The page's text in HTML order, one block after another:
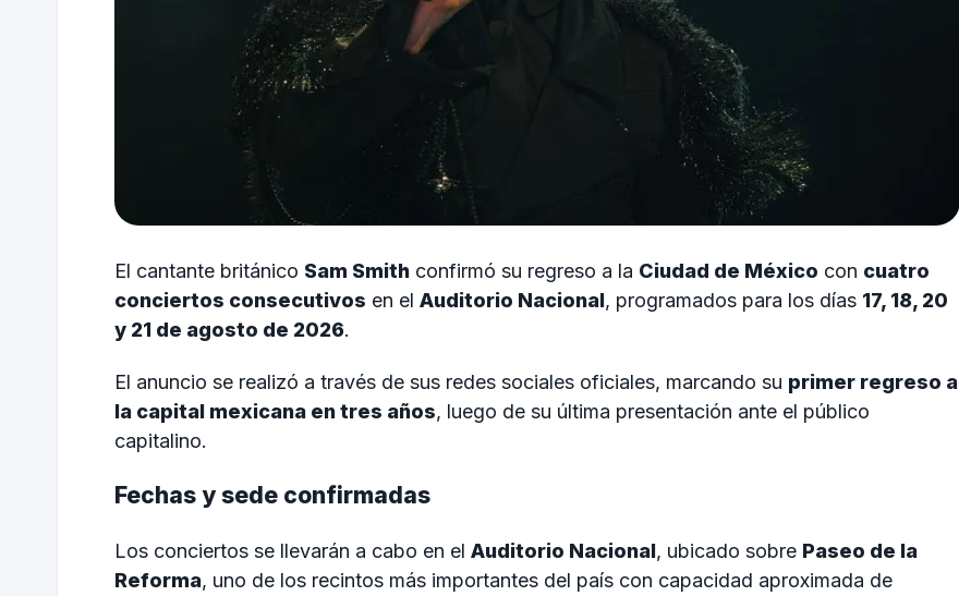
El cantante británico Sam Smith confirmó su regreso a la Ciudad de México con cuatro
conciertos consecutivos en el Auditorio Nacional, programados para los días 17, 18, 20
y 21 de agosto de 2026.
El anuncio se realizó a través de sus redes sociales oficiales, marcando su primer regreso a
la capital mexicana en tres años, luego de su última presentación ante el público
capitalino.
Fechas y sede confirmadas
Los conciertos se llevarán a cabo en el Auditorio Nacional, ubicado sobre Paseo de la
Reforma, uno de los recintos más importantes del país con capacidad aproximada de